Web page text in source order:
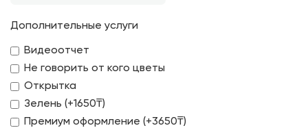
Дополнительные услуги
Видеоотчет
Не говорить от кого цветы
Открытка
Зелень (+1650₸)
Премиум оформление (+3650₸)